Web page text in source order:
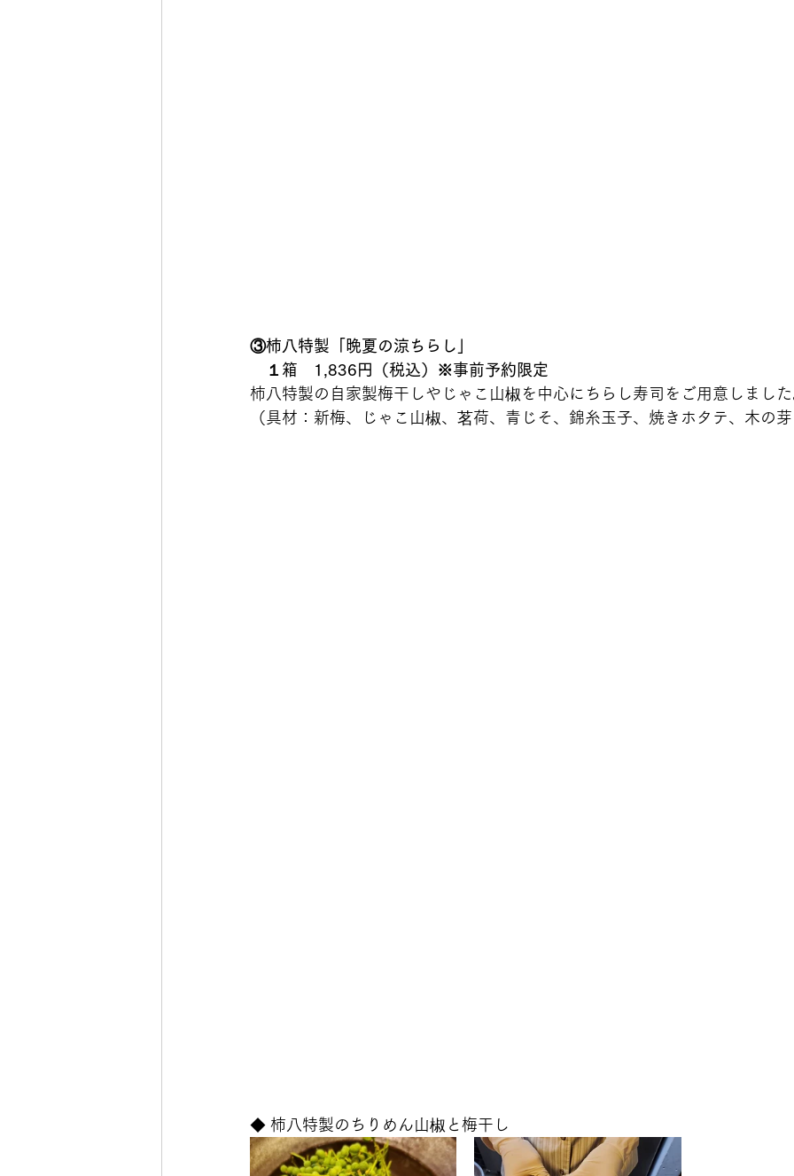
③柿八特製「晩夏の涼ちらし」
１箱　1,836円（税込）※事前予約限定
柿八特製の自家製梅干しやじゃこ山椒を中心にちらし寿司をご用意しまし
（具材：新梅、じゃこ山椒、茗荷、青じそ、錦糸玉子、焼きホタテ、木の
◆ 柿八特製のちりめん山椒と梅干し